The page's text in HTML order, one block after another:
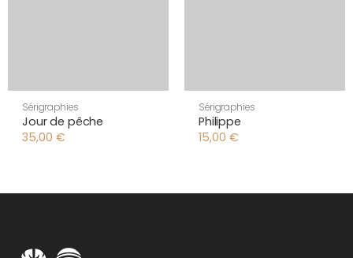
Sérigraphies
Jour de pêche
35,00 €
Sérigraphies
Philippe
15,00 €